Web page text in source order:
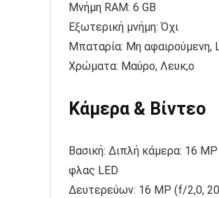
Μνήμη RAM: 6 GB
Εξωτερική μνήμη: Όχι
Μπαταρία: Μη αφαιρούμενη,
Χρώματα: Μαύρο, Λευκ;o
Κάμερα & Βίντεο
Βασική: Διπλή κάμερα: 16
φλας LED
Δευτερεύων: 16 MP (f/2,0,